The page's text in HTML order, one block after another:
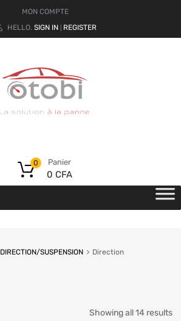
MON COMPTE
HELLO. SIGN IN REGISTER
Panier
0 CFA
0
DIRECTION/SUSPENSION Direction
Showing all 14 results